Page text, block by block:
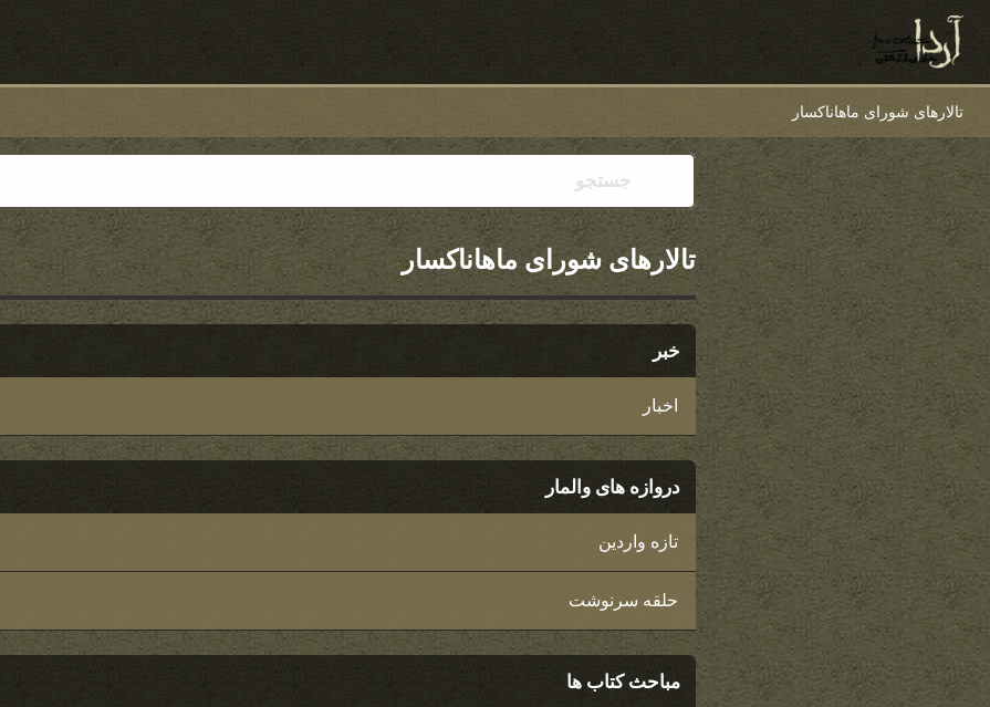
تالارهای شورای ماهاناکسار
تالارهای شورای ماهاناکسار
خبر
اخبار
دروازه های والمار
تازه واردین
حلقه سرنوشت
مباحث کتاب ها